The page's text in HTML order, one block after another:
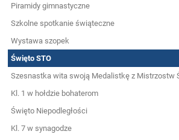
Piramidy gimnastyczne
Szkolne spotkanie świąteczne
Wystawa szopek
Święto STO
Szesnastka wita swoją Medalistkę z Mistrzostw
Kl. 1 w hołdzie bohaterom
Święto Niepodległości
Kl. 7 w synagodze